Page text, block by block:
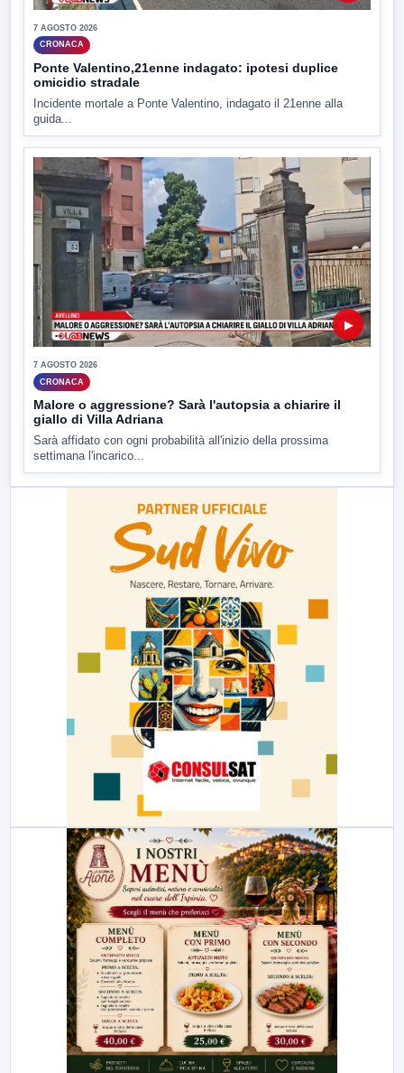
7 AGOSTO 2026
CRONACA
Ponte Valentino,21enne indagato: ipotesi duplice
omicidio stradale
Incidente mortale a Ponte Valentino, indagato il 21enne alla
guida...
▶
7 AGOSTO 2026
CRONACA
Malore o aggressione? Sarà l'autopsia a chiarire il
giallo di Villa Adriana
Sarà affidato con ogni probabilità all'inizio della prossima
settimana l'incarico...